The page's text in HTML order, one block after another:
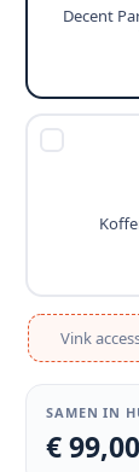
Decent
Vink
SAMEN IN
€ 99,00